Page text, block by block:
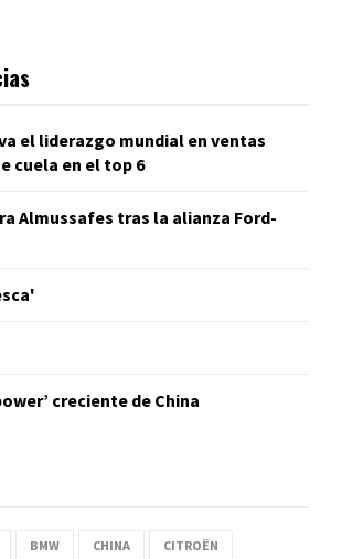
el liderazgo mundial en ventas
cuela en el top 6
Almussafes tras la alianza Ford-
creciente de China
BMW CHINA CITROËN